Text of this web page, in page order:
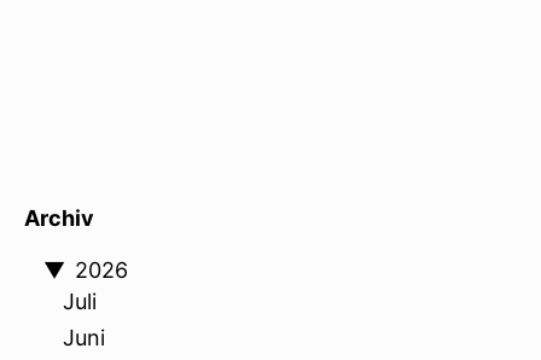
Archiv
▼ 2026
Juli
Juni